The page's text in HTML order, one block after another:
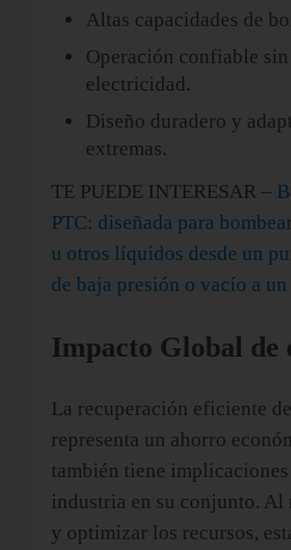
Altas capacidades de
Operación confiable sin
electricidad.
Diseño duradero y
extremas.
TE PUEDE INTERESAR –
PTC: diseñada para
u otros líquidos desde un
de baja presión o vacío a un
Impacto Global de
La recuperación eficiente
representa un ahorro
también tiene
industria en su conjunto.
y optimizar los recursos,